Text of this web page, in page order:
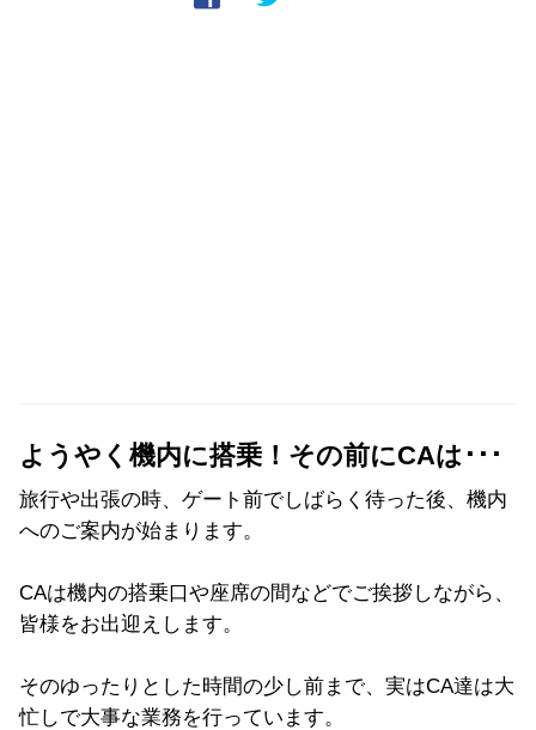
ようやく機内に搭乗！その前にCAは･･･
旅行や出張の時、ゲート前でしばらく待った後、機内
へのご案内が始まります。
CAは機内の搭乗口や座席の間などでご挨拶しながら、
皆様をお出迎えします。
そのゆったりとした時間の少し前まで、実はCA達は大
忙しで大事な業務を行っています。